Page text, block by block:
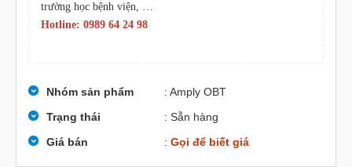
trường học bệnh viện, …
Hotline: 0989 64 24 98
Nhóm sản phẩm
: Amply OBT
Trạng thái
: Sẵn hàng
Giá bán
: Gọi để biết giá